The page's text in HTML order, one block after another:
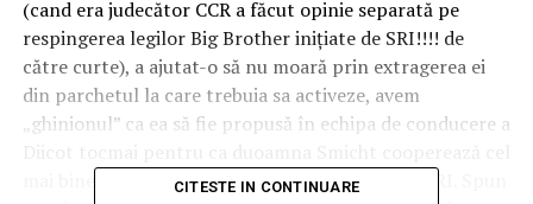
(cand era judecător CCR a făcut opinie separată pe
respingerea legilor Big Brother inițiate de SRI!!!! de
către curte), a ajutat-o să nu moară prin extragerea ei
din parchetul la care trebuia sa activeze, avem
„ghinionul” ca ea să fie propusă în echipa de conducere a
mai bine cu sursa de informații a parchetului – SRI. Spun
CITESTE IN CONTINUARE